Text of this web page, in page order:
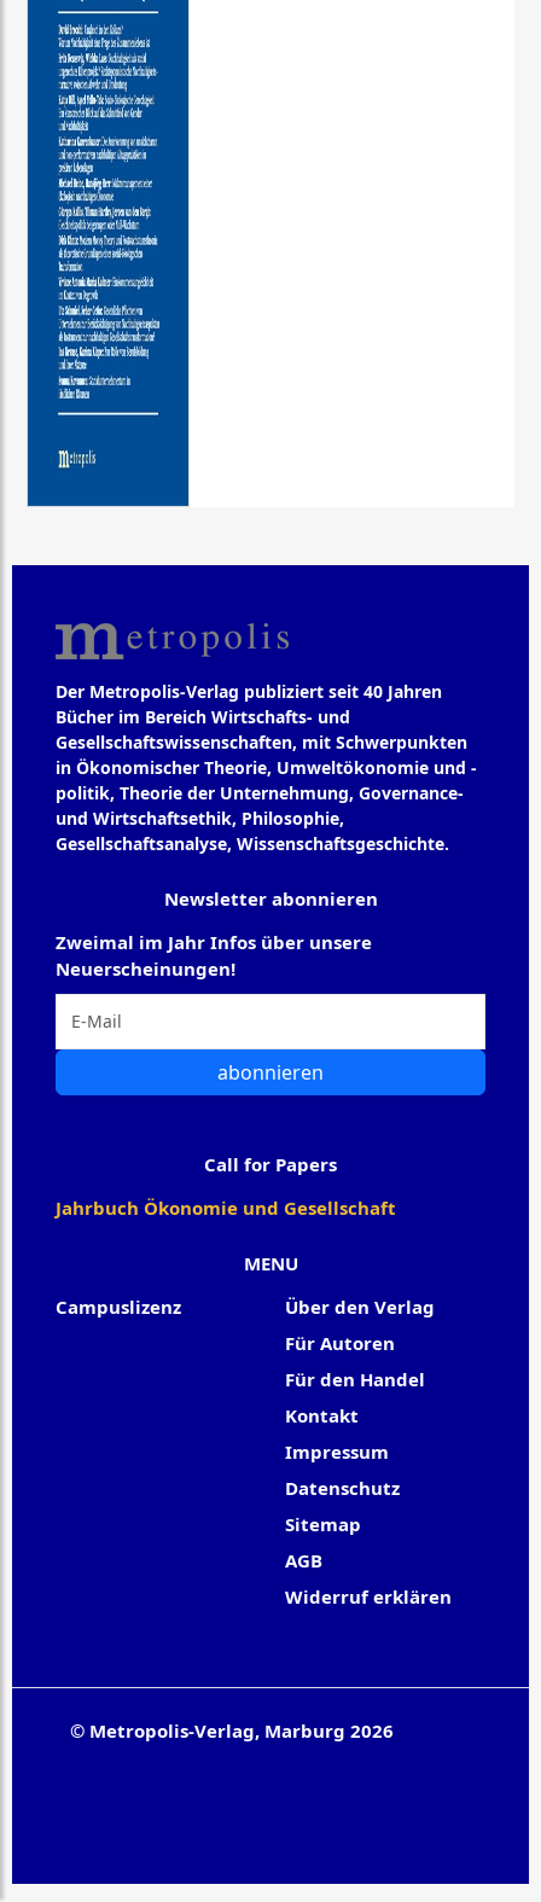
Der Metropolis-Verlag publiziert seit 40 Jahren
Bücher im Bereich Wirtschafts- und
Gesellschaftswissenschaften, mit Schwerpunkten
in Ökonomischer Theorie, Umweltökonomie und -
politik, Theorie der Unternehmung, Governance-
und Wirtschaftsethik, Philosophie,
Gesellschaftsanalyse, Wissenschaftsgeschichte.
MENU
Campuslizenz
Über den Verlag
Für Autoren
Für den Handel
Kontakt
Impressum
Datenschutz
Sitemap
AGB
Widerruf erklären
Newsletter abonnieren
Zweimal im Jahr Infos über unsere
Neuerscheinungen!
abonnieren
Call for Papers
Jahrbuch Ökonomie und Gesellschaft
© Metropolis-Verlag, Marburg 2026